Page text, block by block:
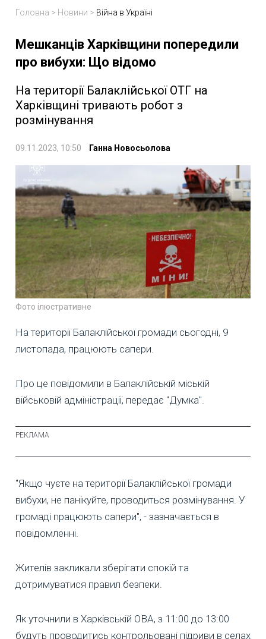
Головна > Новини > Війна в Україні
Мешканців Харківщини попередили
про вибухи: Що відомо
На території Балаклійської ОТГ на
Харківщині тривають робот з
розмінування
09.11.2023, 10:50 Ганна Новосьолова
Фото ілюстративне
На території Балаклійської громади сьогодні, 9
листопада, працюють сапери.
Про це повідомили в Балаклійській міській
військовій адміністрації, передає "Думка".
"Якщо чуєте на території Балаклійської громади
вибухи, не панікуйте, проводиться розмінування. У
громаді працюють сапери", - зазначається в
повідомленні.
Жителів закликали зберігати спокій та
дотримуватися правил безпеки.
Як уточнили в Харківській ОВА, з 11:00 до 13:00
будуть проводитись контрольовані підриви в селах